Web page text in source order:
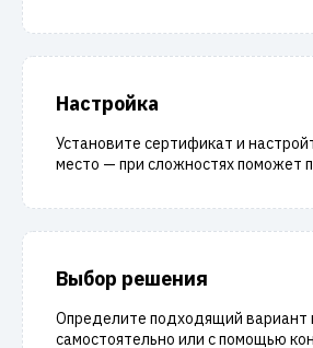
Настройка
Установите сертификат и
место — при сложностях поможет
Выбор решения
Определите подходящий вариант
самостоятельно или с помощью